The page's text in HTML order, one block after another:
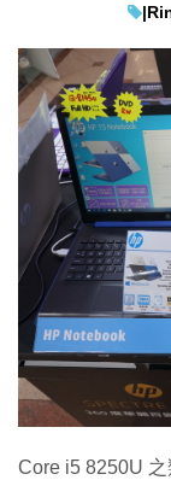
|
Core i5 8250U